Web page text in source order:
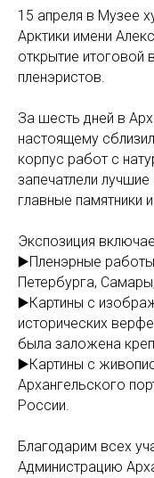
15 апреля в Музее
Арктики имени
открытие итоговой
пленэристов.
За шесть дней в
настоящему
корпус работ с
запечатлели
главные памятники
Экспозиция
▶️Пленэрные
Петербурга,
▶️Картины с
исторических
была заложена
▶️Картины с
Архангельского
России.
Благодарим всех
Администрацию